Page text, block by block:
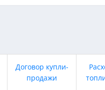
Договор купли-
продажи